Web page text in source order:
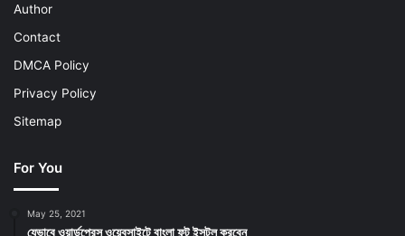
Author
Contact
DMCA Policy
Privacy Policy
Sitemap
For You
May 25, 2021
যেভাবে ওয়ার্ডপ্রেস ওয়েবসাইটে বাংলা ফন্ট ইন্সটল করবেন